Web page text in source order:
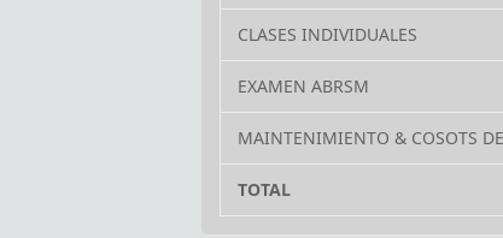
MAINTENIMIENTO & COSOTS
TOTAL